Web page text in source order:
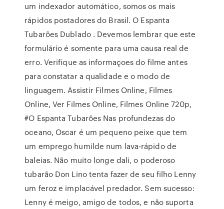
um indexador automático, somos os mais
rápidos postadores do Brasil. O Espanta
Tubarões Dublado . Devemos lembrar que este
formulário é somente para uma causa real de
erro. Verifique as informaçoes do filme antes
para constatar a qualidade e o modo de
linguagem. Assistir Filmes Online, Filmes
Online, Ver Filmes Online, Filmes Online 720p,
#O Espanta Tubarões Nas profundezas do
oceano, Oscar é um pequeno peixe que tem
um emprego humilde num lava-rápido de
baleias. Não muito longe dali, o poderoso
tubarão Don Lino tenta fazer de seu filho Lenny
um feroz e implacável predador. Sem sucesso:
Lenny é meigo, amigo de todos, e não suporta